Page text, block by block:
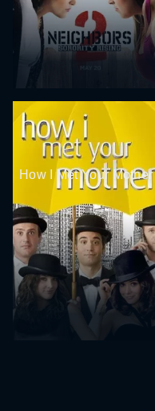
How I Met Your Mother